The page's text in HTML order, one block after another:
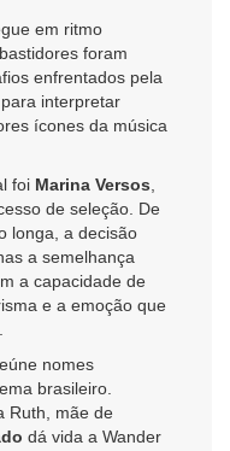
em ritmo
foram
enfrentados pela
interpretar
ícones da música
foi Marina Versos
de seleção. De
longa, a decisão
a semelhança
a capacidade de
e a emoção que
nomes
brasileiro.
Ruth, mãe de
dá vida a Wander